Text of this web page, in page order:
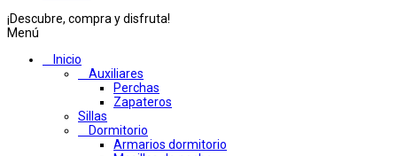
¡Descubre, compra y disfruta!
Menú
Inicio
Auxiliares
Perchas
Zapateros
Sillas
Dormitorio
Armarios dormitorio